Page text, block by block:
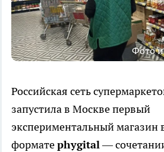
Фото
Российская сеть
запустила в Москве первый
экспериментальный магазин
форматеphygital—